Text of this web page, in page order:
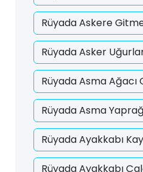
Rüyada Askere
Rüyada Asker
Rüyada Asma Ağacı
Rüyada Asma
Rüyada Ayakkabı
Rüyada Ayakkabı